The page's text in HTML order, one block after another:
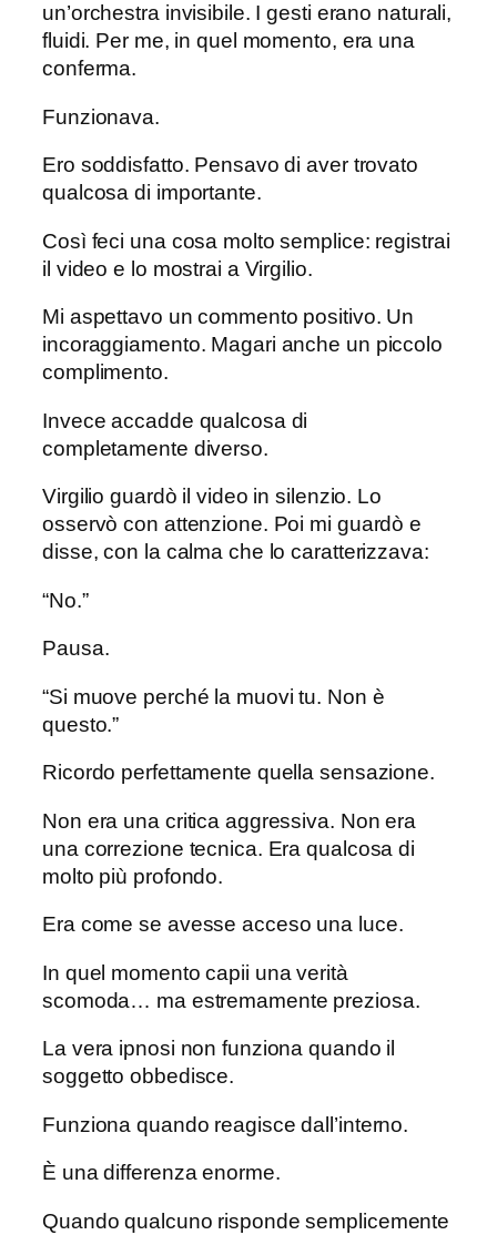
un’orchestra invisibile. I gesti erano naturali,
fluidi. Per me, in quel momento, era una
conferma.
Funzionava.
Ero soddisfatto. Pensavo di aver trovato
qualcosa di importante.
Così feci una cosa molto semplice: registrai
il video e lo mostrai a Virgilio.
Mi aspettavo un commento positivo. Un
incoraggiamento. Magari anche un piccolo
complimento.
Invece accadde qualcosa di
completamente diverso.
Virgilio guardò il video in silenzio. Lo
osservò con attenzione. Poi mi guardò e
disse, con la calma che lo caratterizzava:
“No.”
Pausa.
“Si muove perché la muovi tu. Non è
questo.”
Ricordo perfettamente quella sensazione.
Non era una critica aggressiva. Non era
una correzione tecnica. Era qualcosa di
molto più profondo.
Era come se avesse acceso una luce.
In quel momento capii una verità
scomoda… ma estremamente preziosa.
La vera ipnosi non funziona quando il
soggetto obbedisce.
Funziona quando reagisce dall’interno.
È una differenza enorme.
Quando qualcuno risponde semplicemente